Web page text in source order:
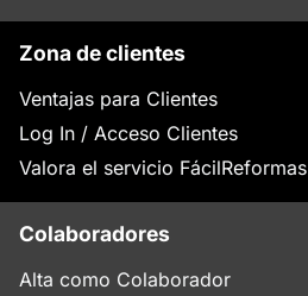
Zona de clientes
Ventajas para Clientes
Log In / Acceso Clientes
Valora el servicio FácilReformas
Colaboradores
Alta como Colaborador